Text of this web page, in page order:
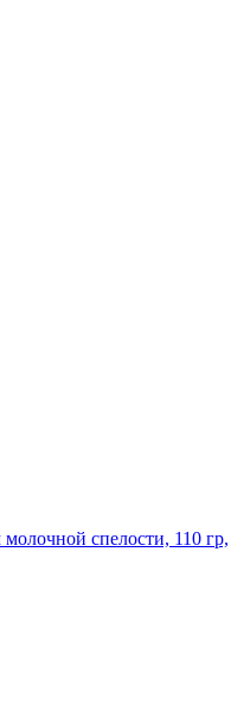
спелости, 110 гр,